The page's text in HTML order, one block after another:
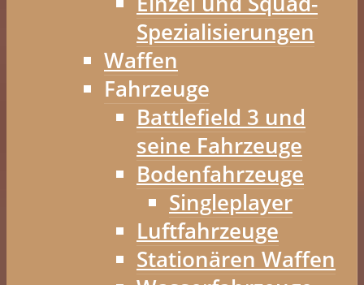
Spezialisierungen
Waffen
Fahrzeuge
Battlefield 3 und
seine Fahrzeuge
Bodenfahrzeuge
Singleplayer
Luftfahrzeuge
Stationären Waffen